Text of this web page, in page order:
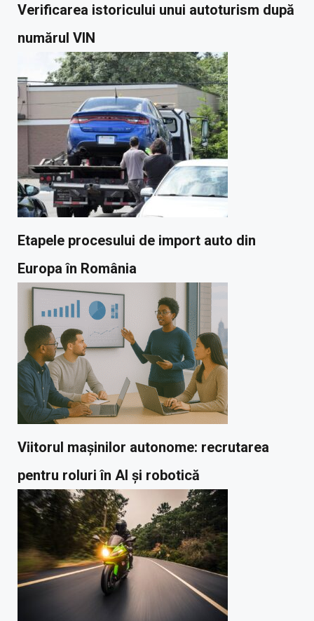
Verificarea istoricului unui autoturism după
numărul VIN
Etapele procesului de import auto din
Europa în România
Viitorul mașinilor autonome: recrutarea
pentru roluri în AI și robotică